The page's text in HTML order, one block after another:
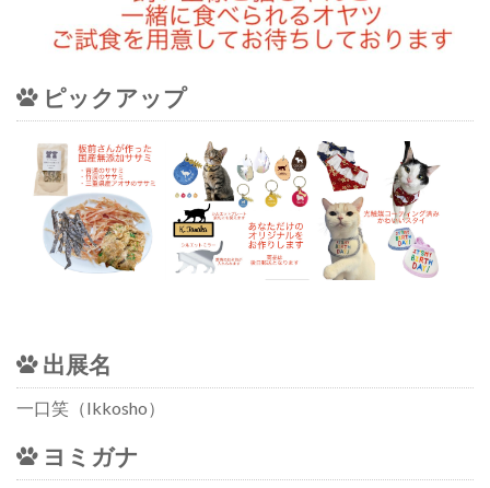
ピックアップ
出展名
一口笑（Ikkosho）
ヨミガナ